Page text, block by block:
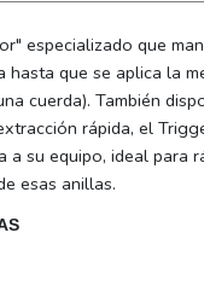
especializado que
hasta que se aplica la
cuerda). También
rápida, el
a su equipo, ideal para
esas anillas.